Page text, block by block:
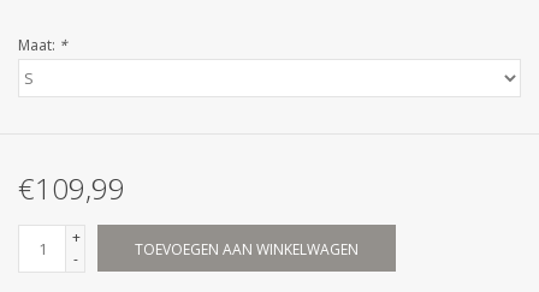
Maat: *
€109,99
+
-
TOEVOEGEN AAN WINKELWAGEN